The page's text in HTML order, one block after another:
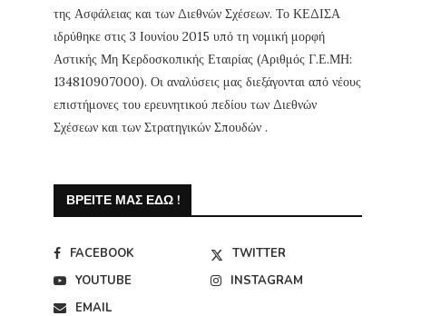
της Ασφάλειας και των Διεθνών Σχέσεων. Το ΚΕΔΙΣΑ
ιδρύθηκε στις 3 Ιουνίου 2015 υπό τη νομική μορφή
Αστικής Μη Κερδοσκοπικής Εταιρίας (Αριθμός Γ.Ε.ΜΗ:
134810907000). Οι αναλύσεις μας διεξάγονται από νέους
επιστήμονες του ερευνητικού πεδίου των Διεθνών
Σχέσεων και των Στρατηγικών Σπουδών .
ΒΡΕΊΤΕ ΜΑΣ ΕΔΏ !
FACEBOOK
TWITTER
YOUTUBE
INSTAGRAM
EMAIL